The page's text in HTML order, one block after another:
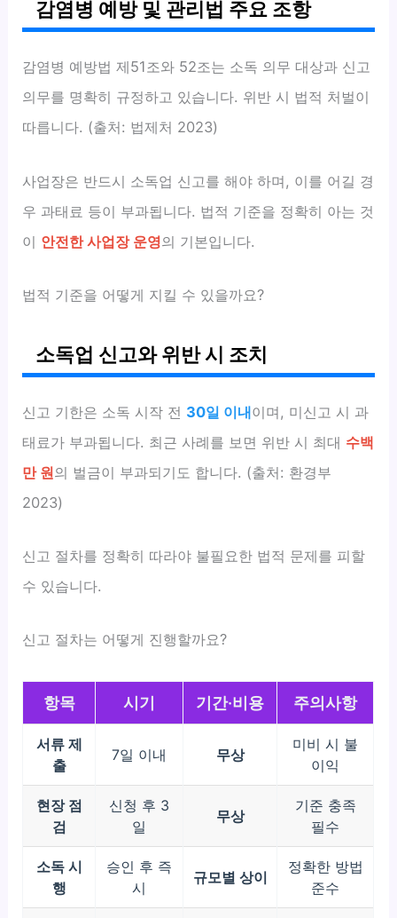
감염병 예방 및 관리법 주요 조항
감염병 예방법 제51조와 52조는 소독 의무 대상과 신고
의무를 명확히 규정하고 있습니다. 위반 시 법적 처벌이
따릅니다. (출처: 법제처 2023)
사업장은 반드시 소독업 신고를 해야 하며, 이를 어길 경
우 과태료 등이 부과됩니다. 법적 기준을 정확히 아는 것
이 안전한 사업장 운영의 기본입니다.
법적 기준을 어떻게 지킬 수 있을까요?
소독업 신고와 위반 시 조치
신고 기한은 소독 시작 전 30일 이내이며, 미신고 시 과
태료가 부과됩니다. 최근 사례를 보면 위반 시 최대 수백
만 원의 벌금이 부과되기도 합니다. (출처: 환경부
2023)
신고 절차를 정확히 따라야 불필요한 법적 문제를 피할
수 있습니다.
신고 절차는 어떻게 진행할까요?
항목 시기 기간·비용 주의사항
서류 제
출
7일 이내 무상
미비 시 불
이익
현장 점
검
신청 후 3
일
무상
기준 충족
필수
소독 시
행
승인 후 즉
시
규모별 상이
정확한 방법
준수